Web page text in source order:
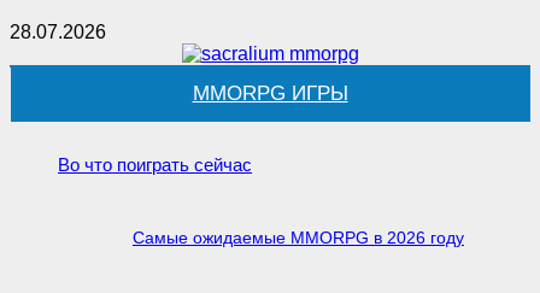
28.07.2026
MMORPG ИГРЫ
Во что поиграть сейчас
Самые ожидаемые MMORPG в 2026 году